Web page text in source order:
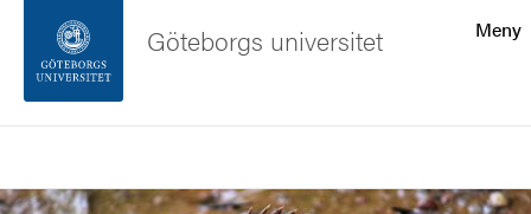
Sidfoten
Meny
Göteborgs universitet
Bild